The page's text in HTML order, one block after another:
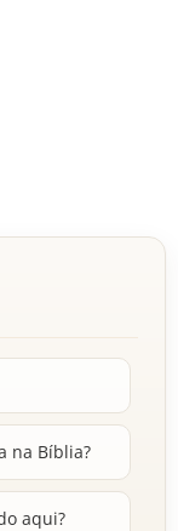
na Bíblia?
aqui?